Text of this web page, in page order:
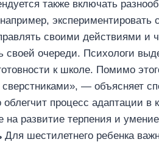
также включать
экспериментировать
своими действиями и
своей очереди. Психологи
к школе. Помимо
— объясняет
процесс адаптации
развитие терпения и
Для шестилетнего ребенка